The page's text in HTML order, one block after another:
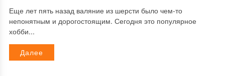
Еще лет пять назад валяние из шерсти было чем-то
непонятным и дорогостоящим. Сегодня это популярное
хобби...
Далее